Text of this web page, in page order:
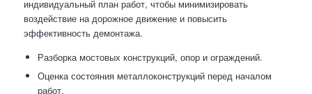
индивидуальный план работ, чтобы минимизировать
воздействие на дорожное движение и повысить
эффективность демонтажа.
Разборка мостовых конструкций, опор и ограждений.
Оценка состояния металлоконструкций перед началом
работ.